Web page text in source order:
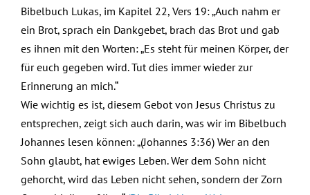
Bibelbuch Lukas, im Kapitel 22, Vers 19: „Auch nahm er
ein Brot, sprach ein Dankgebet, brach das Brot und gab
es ihnen mit den Worten: „Es steht für meinen Körper, der
für euch gegeben wird. Tut dies immer wieder zur
Erinnerung an mich.“
Wie wichtig es ist, diesem Gebot von Jesus Christus zu
entsprechen, zeigt sich auch darin, was wir im Bibelbuch
Johannes lesen können: „(Johannes 3:36) Wer an den
Sohn glaubt, hat ewiges Leben. Wer dem Sohn nicht
gehorcht, wird das Leben nicht sehen, sondern der Zorn